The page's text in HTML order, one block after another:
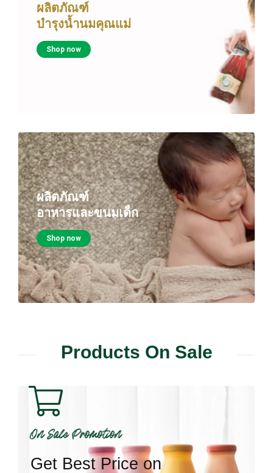
ผลิตภัณฑ์
บำรุงน้ำนมคุณแม่
Shop now
ผลิตภัณฑ์
อาหารและขนมเด็ก
Shop now
Products On Sale
On Sale Promotion
Get Best Price on